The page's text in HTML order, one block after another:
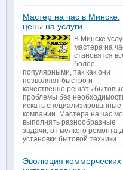
Мастер на час в Минске:
цены на услуги
В Минске
мастера на
становятся
более
популярными, так как они
позволяют быстро и
качественно решать
проблемы без
искать специализированные
компании. Мастера на час
выполнять разнообразные
задачи, от мелкого ремонта
установки бытовой техники...
Эволюция коммерческих